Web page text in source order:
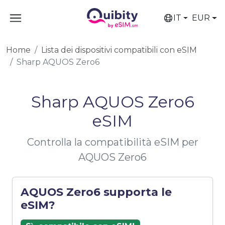
IT EUR
Home
Lista dei dispositivi compatibili con eSIM
Sharp AQUOS Zero6
Sharp AQUOS Zero6
eSIM
Controlla la compatibilità eSIM per
AQUOS Zero6
AQUOS Zero6 supporta le
eSIM?